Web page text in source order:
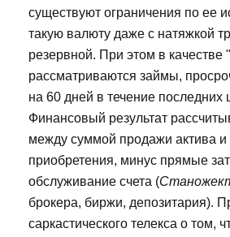
существуют ограничения по ее
такую валюту даже с натяжкой
резервной. При этом в качестве
рассматриваются займы,
на 60 дней в течение последних
Финансовый результат
между суммой продажи актива
приобретения, минус прямые
обслуживание счета (
брокера, биржи, депозитария).
саркастического телекса о том,